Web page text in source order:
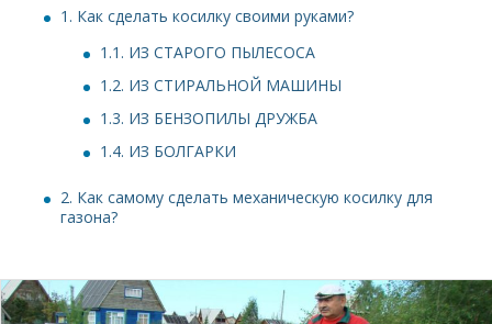
1. Как сделать косилку своими руками?
1.1. ИЗ СТАРОГО ПЫЛЕСОСА
1.2. ИЗ СТИРАЛЬНОЙ МАШИНЫ
1.3. ИЗ БЕНЗОПИЛЫ ДРУЖБА
1.4. ИЗ БОЛГАРКИ
2. Как самому сделать механическую косилку для
газона?